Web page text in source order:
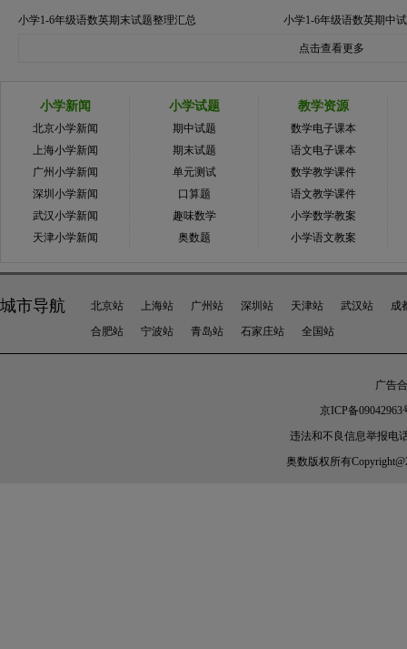
小学1-6年级语数英期末试题整理汇总 小学1-6年级语数英期中
点击查看更多
小学新闻
北京小学新闻
上海小学新闻
广州小学新闻
深圳小学新闻
武汉小学新闻
天津小学新闻
小学试题
期中试题
期末试题
单元测试
口算题
趣味数学
奥数题
教学资源
数学电子课本
语文电子课本
数学教学课件
语文教学课件
小学数学教案
小学语文教案
城市导航 北京站 上海站 广州站 深圳站 天津站 武汉站
成
合肥站
宁波站 青岛站 石家庄站 全国站
广告
京ICP备09042963
违法和不良信息举报电
奥数 版权所有